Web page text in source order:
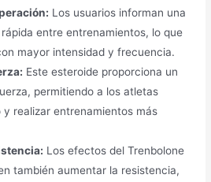
Los usuarios informan una
entre entrenamientos, lo que
mayor intensidad y frecuencia.
Este esteroide proporciona un
permitiendo a los atletas
y realizar entrenamientos más
Los efectos del Trenbolone
también aumentar la resistencia,